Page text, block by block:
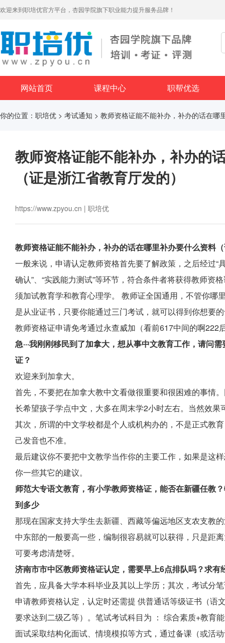
欢迎来到职培优官方平台，杏园学院旗下职业能力提升服务品牌！
网站首页 课程中心 职帮优选
你的位置： 职培优 > 考试通知 > 教师资格证能不能补办，补办的话在哪
教师资格证能不能补办，补办的
（证是浙江省教育厅发的）
https://www.zpyou.cn | 职培优
教师资格证能不能补办，补办的话在哪里补办要什么资料
一般来说，申请认定教师资格首先要了解政策，之后经过“
确认”、“实践能力测试”等环节，符合条件者将获得教师资
须加试教育学和教育心理学。 教师证全国通用，不管你哪
是从业证书，只要你能通过三门考试，就可以得到你想要
教师资格证申请免考通过永查威加（看前617中间的啊222
急···我刚刚移民到了加拿大，想从事中文教育工作，请问
证？
欢迎来到加拿大。
首先，不要把在加拿大教中文看做很重要和很困难的事情
长希望孩子学点中文，大多在周末学2小时左右。当然效果
其次，所谓的中文学校都是个人或机构办的，不是正式教
己发音也不准。
最后建议你不要把中文教学当作你的主要工作，如果是这
你一些其它的建议。
师范大专语文教育，有小学教师资格证，能否在新疆任教
到多少
那现在国家支持大学生去新疆、西藏等偏远地区支农支教
中东部的一般要高一些，编制很容易就可以获得，只是距
可要考虑清楚呀。
济南市市中区教师资格证认定，需要早上6点排队吗？求有
首先，应具备大学本科毕业及其以上学历；其次，考试分
申请教师资格认定，认定时还需提 供普通话等级证书（语
要求达到二级乙等）。笔试考试科目为 ： 综合素质+教育
面试采取结构化面试、情境模拟等方式，通过备课（或活